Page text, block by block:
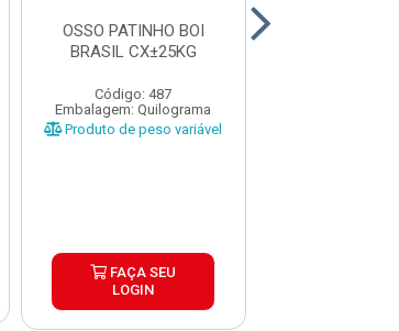
OSSO PATINHO BOI
BRASIL CX±25KG
Código: 487
Embalagem: Quilograma
Produto de peso variável
FAÇA SEU
LOGIN